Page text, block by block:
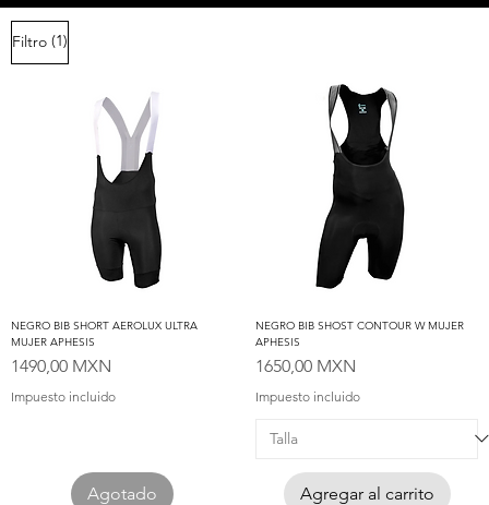
Filtro (1)
NEGRO BIB SHORT AEROLUX ULTRA
MUJER APHESIS
Precio
1490,00 MXN
Impuesto incluido
Agotado
NEGRO BIB SHOST CONTOUR W MUJER
APHESIS
Precio
1650,00 MXN
Impuesto incluido
Agregar al carrito